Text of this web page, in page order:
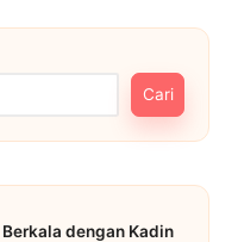
Cari
dengan Kadin